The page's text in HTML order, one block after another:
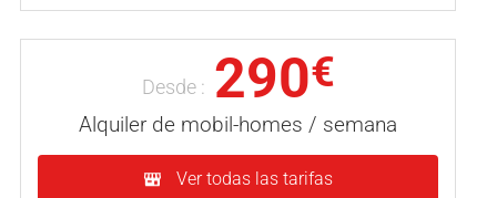
Desde : 290€
Alquiler de mobil-homes / semana
Ver todas las tarifas